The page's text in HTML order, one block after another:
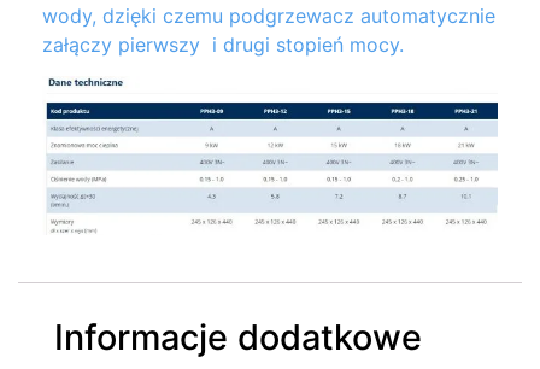
wody, dzięki czemu podgrzewacz automatycznie
załączy pierwszy i drugi stopień mocy.
Informacje dodatkowe